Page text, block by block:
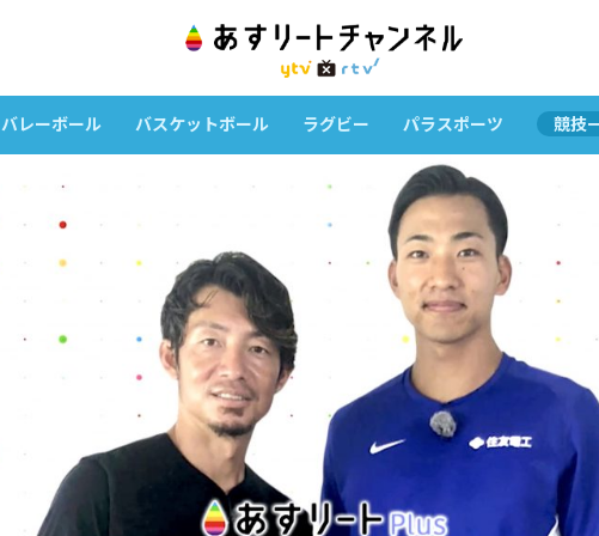
バレーボール バスケットボール ラグビー パラスポーツ 競技